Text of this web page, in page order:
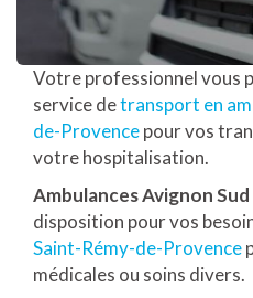
Votre professionnel vous
service detransport en
de-Provencepour vos
votre hospitalisation.
Ambulances Avignon Sud
disposition pour vos
Saint-Rémy-de-Provence
médicales ou soins divers.